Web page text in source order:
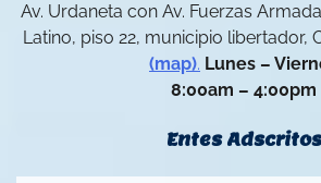
Av. Urdaneta con Av. Fuerzas
Latino, piso 22, municipio libertador,
(map). Lunes –
8:00am – 4:00pm
Entes Adscritos